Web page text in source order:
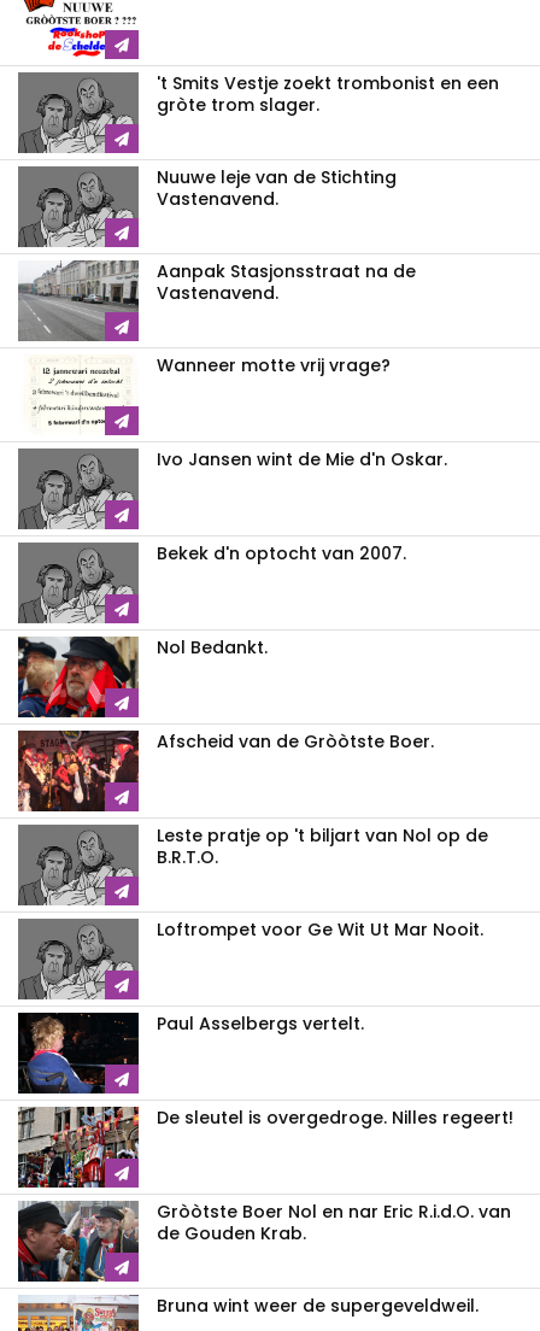
't Smits Vestje zoekt trombonist en een
gròte trom slager.
Nuuwe leje van de Stichting
Vastenavend.
Aanpak Stasjonsstraat na de
Vastenavend.
Wanneer motte vrij vrage?
Ivo Jansen wint de Mie d'n Oskar.
Bekek d'n optocht van 2007.
Nol Bedankt.
Afscheid van de Gròòtste Boer.
Leste pratje op 't biljart van Nol op de
B.R.T.O.
Loftrompet voor Ge Wit Ut Mar Nooit.
Paul Asselbergs vertelt.
De sleutel is overgedroge. Nilles regeert!
Gròòtste Boer Nol en nar Eric R.i.d.O. van
de Gouden Krab.
Bruna wint weer de supergeveldweil.